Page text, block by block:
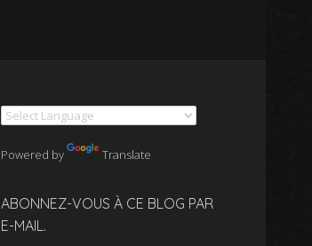
Powered by Translate
ABONNEZ-VOUS À CE BLOG PAR
E-MAIL.